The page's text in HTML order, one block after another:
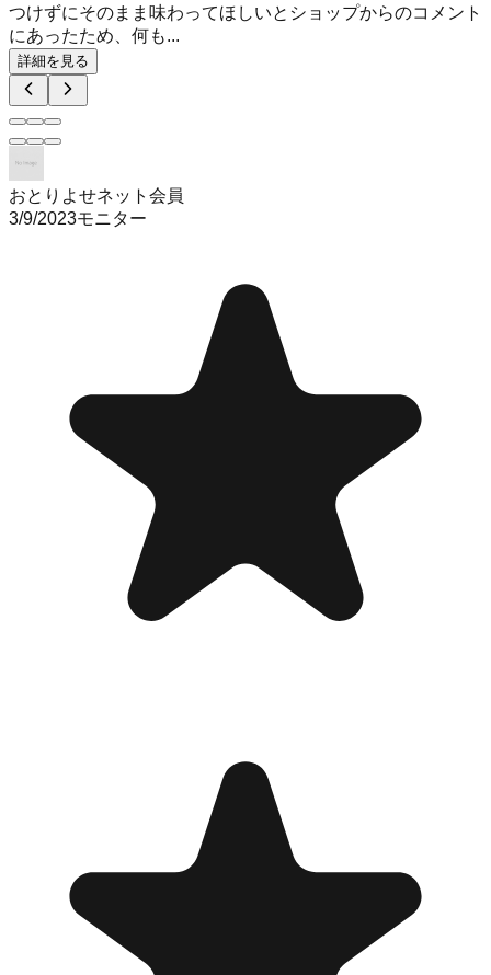
つけずにそのまま味わってほしいとショップからのコメント
にあったため、何も...
詳細を見る
おとりよせネット会員
3/9/2023モニター